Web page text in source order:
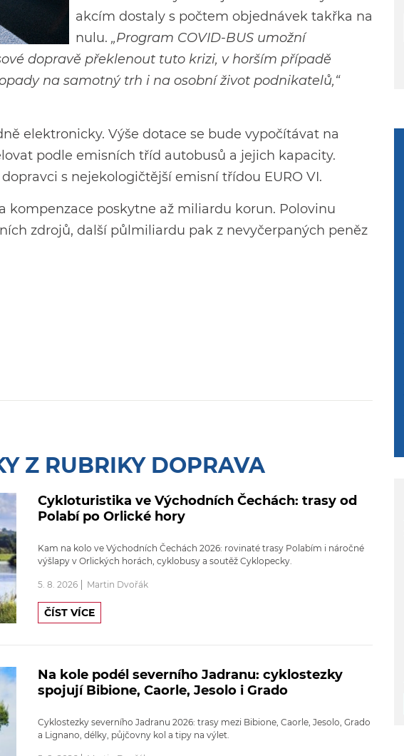
akcím dostaly s počtem objednávek takřka na
nulu. „Program COVID-BUS umožní
dopravě překlenout tuto krizi, v horším případě
na samotný trh i na osobní život podnikatelů,“
elektronicky. Výše dotace se bude vypočítávat na
podle emisních tříd autobusů a jejich kapacity.
s nejekologičtější emisní třídou EURO VI.
kompenzace poskytne až miliardu korun. Polovinu
zdrojů, další půlmiliardu pak z nevyčerpaných peněz
Z RUBRIKY DOPRAVA
Cykloturistika ve Východních Čechách: trasy od
Polabí po Orlické hory
Kam na kolo ve Východních Čechách 2026: rovinaté trasy Polabím i náročné
výšlapy v Orlických horách, cyklobusy a soutěž Cyklopecky.
5. 8. 2026 Martin Dvořák
ČÍST VÍCE
Na kole podél severního Jadranu: cyklostezky
spojují Bibione, Caorle, Jesolo i Grado
Cyklostezky severního Jadranu 2026: trasy mezi Bibione, Caorle, Jesolo, Grado
a Lignano, délky, půjčovny kol a tipy na výlet.